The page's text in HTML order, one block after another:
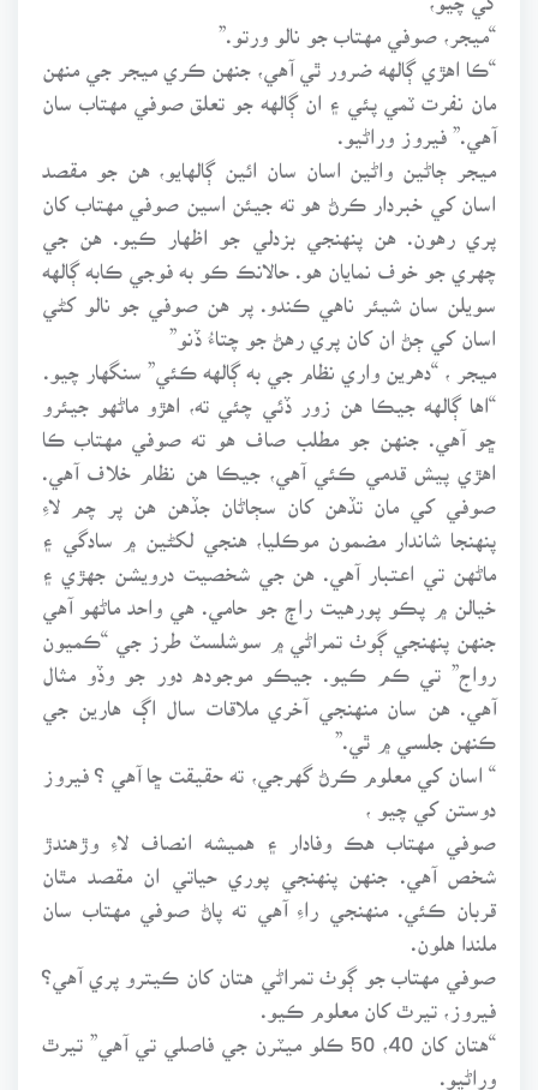
“ميجر، صوفي مهتاب جو نالو ورتو.”
“ڪا اهڙي ڳالهه ضرور ٿي آهي، جنهن ڪري ميجر جي منهن
مان نفرت ٽمي پئي ۽ ان ڳالهه جو تعلق صوفي مهتاب سان
آهي.” فيروز وراڻيو.
ميجر ڄاڻين واڻين اسان سان ائين ڳالهايو، هن جو مقصد
اسان کي خبردار ڪرڻ هو ته جيئن اسين صوفي مهتاب کان
پري رهون. هن پنهنجي بزدلي جو اظهار ڪيو. هن جي
چهري جو خوف نمايان هو. حالانڪ ڪو به فوجي ڪابه ڳالهه
سويلن سان شيئر ناهي ڪندو. پر هن صوفي جو نالو کڻي
اسان کي ڄڻ ان کان پري رهڻ جو چتاءُ ڏنو”
ميجر ، “دهرين واري نظام جي به ڳالهه ڪئي” سنگهار چيو.
“اها ڳالهه جيڪا هن زور ڏئي چئي ته، اهڙو ماڻهو جيئرو
ڇو آهي. جنهن جو مطلب صاف هو ته صوفي مهتاب ڪا
اهڙي پيش قدمي ڪئي آهي، جيڪا هن نظام خلاف آهي.
صوفي کي مان تڏهن کان سڄاڻان جڏهن هن پر چم لاءِ
پنهنجا شاندار مضمون موڪليا، هنجي لکڻين ۾ سادگي ۽
ماڻهن تي اعتبار آهي. هن جي شخصيت درويشن جهڙي ۽
خيالن ۾ پڪو پورهيت راڄ جو حامي. هي واحد ماڻهو آهي
جنهن پنهنجي ڳوٺ تمراڻي ۾ سوشلسٽ طرز جي “ڪميون
رواج” تي ڪم ڪيو. جيڪو موجوده دور جو وڏو مثال
آهي. هن سان منهنجي آخري ملاقات سال اڳ هارين جي
ڪنهن جلسي ۾ ٿي.”
“ اسان کي معلوم ڪرڻ گهرجي، ته حقيقت ڇا آهي ؟ فيروز
دوستن کي چيو ،
صوفي مهتاب هڪ وفادار ۽ هميشه انصاف لاءِ وڙهندڙ
شخص آهي. جنهن پنهنجي پوري حياتي ان مقصد مٿان
قربان ڪئي. منهنجي راءِ آهي ته پاڻ صوفي مهتاب سان
ملندا هلون.
صوفي مهتاب جو ڳوٺ تمراڻي هتان کان ڪيترو پري آهي؟
فيروز، تيرٿ کان معلوم ڪيو.
“هتان کان 40، 50 ڪلو ميٽرن جي فاصلي تي آهي” تيرٿ
وراڻيو.